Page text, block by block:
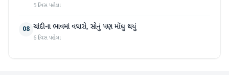
5 દિવસ પહેલા
08 ચાંદીના ભાવમાં વધારો, સોનું પણ મોંઘુ થયું
6 દિવસ પહેલા